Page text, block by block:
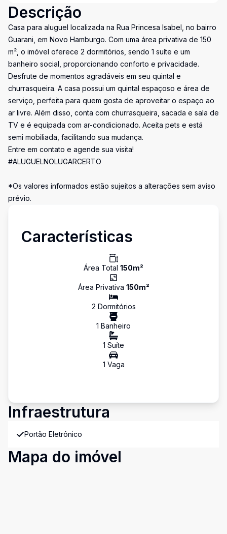
Descrição
Casa para aluguel localizada na Rua Princesa Isabel, no bairro
Guarani, em Novo Hamburgo. Com uma área privativa de 150
m², o imóvel oferece 2 dormitórios, sendo 1 suíte e um
banheiro social, proporcionando conforto e privacidade.
Desfrute de momentos agradáveis em seu quintal e
churrasqueira. A casa possui um quintal espaçoso e área de
serviço, perfeita para quem gosta de aproveitar o espaço ao
ar livre. Além disso, conta com churrasqueira, sacada e sala de
TV e é equipada com ar-condicionado. Aceita pets e está
semi mobiliada, facilitando sua mudança.
Entre em contato e agende sua visita!
#ALUGUELNOLUGARCERTO
*Os valores informados estão sujeitos a alterações sem aviso
prévio.
Características
Área Total 150m²
Área Privativa 150m²
2 Dormitórios
1 Banheiro
1 Suíte
1 Vaga
Infraestrutura
Portão Eletrônico
Mapa do imóvel